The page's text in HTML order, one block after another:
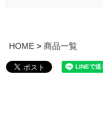
HOME 商品一覧